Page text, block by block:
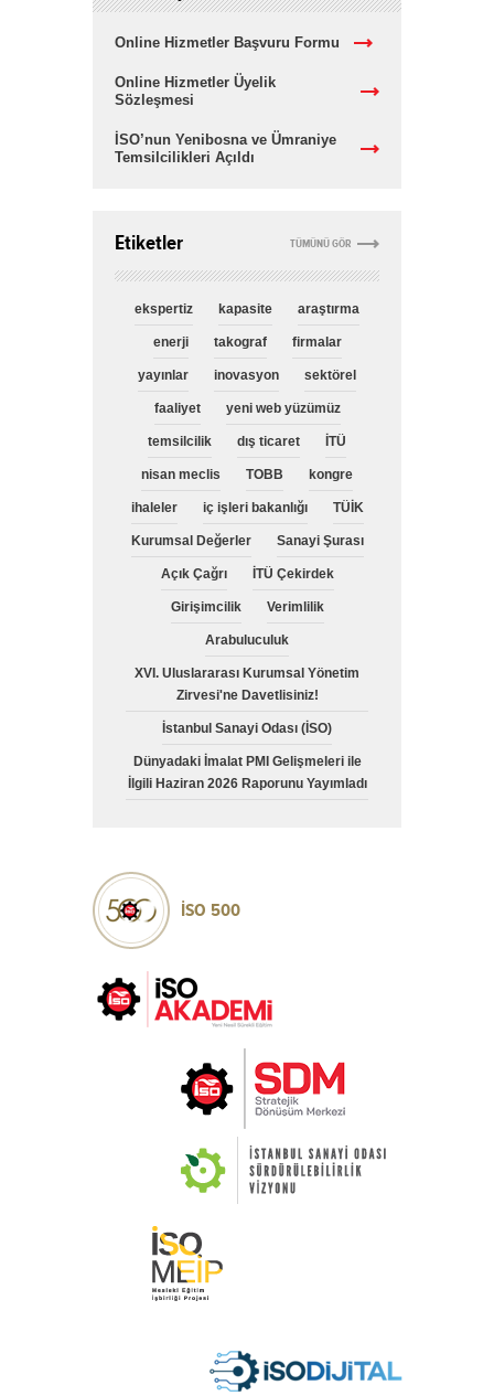
Online Hizmetler Başvuru Formu
Online Hizmetler Üyelik
Sözleşmesi
İSO’nun Yenibosna ve Ümraniye
Temsilcilikleri Açıldı
TÜMÜNÜ GÖR
Etiketler
ekspertiz kapasite araştırma
enerji takograf firmalar
yayınlar inovasyon sektörel
faaliyet yeni web yüzümüz
temsilcilik dış ticaret İTÜ
nisan meclis TOBB kongre
ihaleler iç işleri bakanlığı TÜİK
Kurumsal Değerler Sanayi Şurası
Açık Çağrı İTÜ Çekirdek
Girişimcilik Verimlilik
Arabuluculuk
XVI. Uluslararası Kurumsal Yönetim
Zirvesi'ne Davetlisiniz!
İstanbul Sanayi Odası (İSO)
Dünyadaki İmalat PMI Gelişmeleri ile
İlgili Haziran 2026 Raporunu Yayımladı
İSO 500